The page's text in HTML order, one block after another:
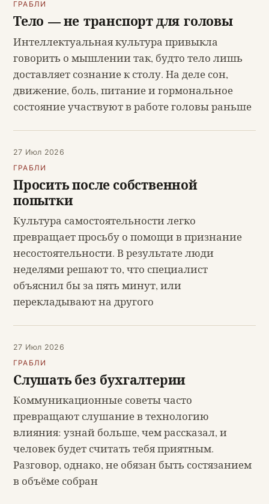
ГРАБЛИ
Тело — не транспорт для головы
Интеллектуальная культура привыкла
говорить о мышлении так, будто тело лишь
доставляет сознание к столу. На деле сон,
движение, боль, питание и гормональное
состояние участвуют в работе головы раньше
27 Июл 2026
ГРАБЛИ
Просить после собственной
попытки
Культура самостоятельности легко
превращает просьбу о помощи в признание
несостоятельности. В результате люди
неделями решают то, что специалист
объяснил бы за пять минут, или
перекладывают на другого
27 Июл 2026
ГРАБЛИ
Слушать без бухгалтерии
Коммуникационные советы часто
превращают слушание в технологию
влияния: узнай больше, чем рассказал, и
человек будет считать тебя приятным.
Разговор, однако, не обязан быть состязанием
в объёме собран